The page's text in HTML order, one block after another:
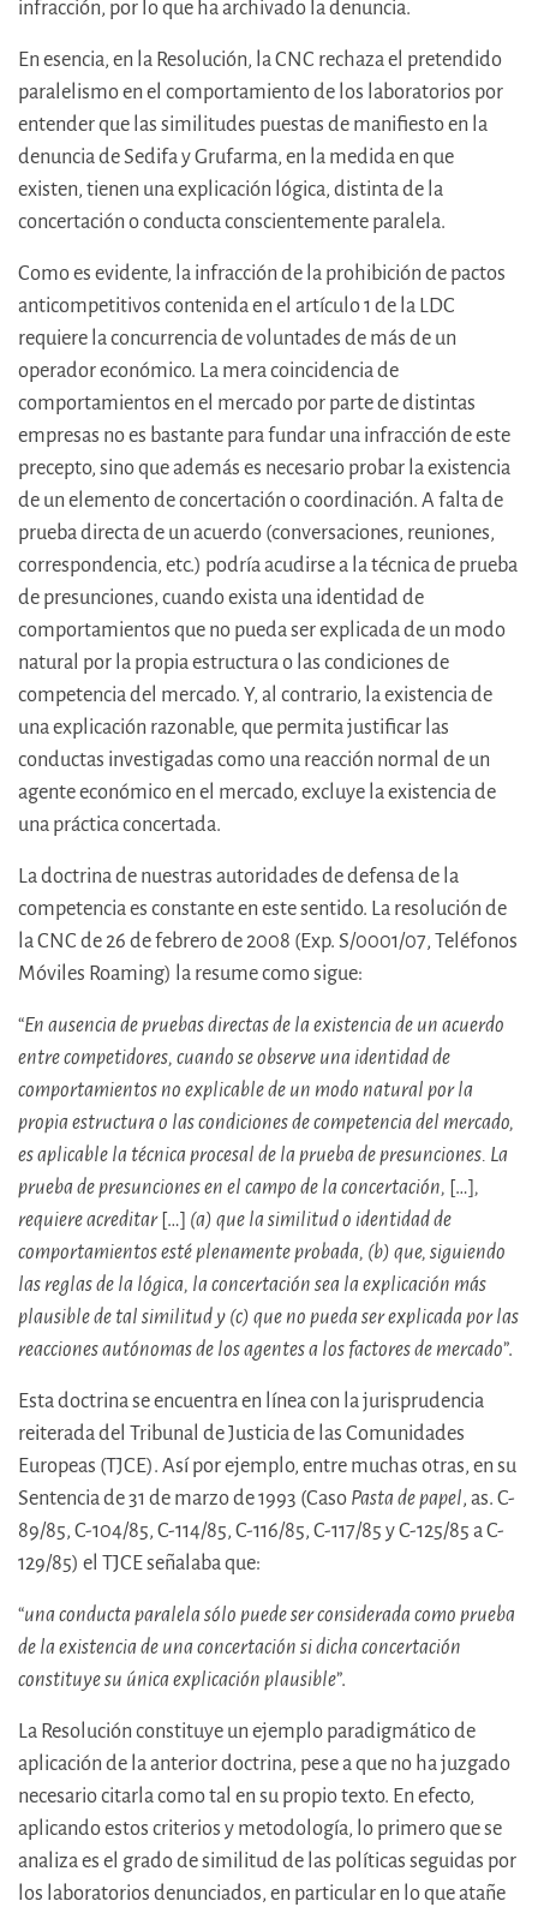
infracción, por lo que ha archivado la denuncia.
En esencia, en la Resolución, la CNC rechaza el pretendido
paralelismo en el comportamiento de los laboratorios por
entender que las similitudes puestas de manifiesto en la
denuncia de Sedifa y Grufarma, en la medida en que
existen, tienen una explicación lógica, distinta de la
concertación o conducta conscientemente paralela.
Como es evidente, la infracción de la prohibición de pactos
anticompetitivos contenida en el artículo 1 de la LDC
requiere la concurrencia de voluntades de más de un
operador económico. La mera coincidencia de
comportamientos en el mercado por parte de distintas
empresas no es bastante para fundar una infracción de este
precepto, sino que además es necesario probar la existencia
de un elemento de concertación o coordinación. A falta de
prueba directa de un acuerdo (conversaciones, reuniones,
correspondencia, etc.) podría acudirse a la técnica de prueba
de presunciones, cuando exista una identidad de
comportamientos que no pueda ser explicada de un modo
natural por la propia estructura o las condiciones de
competencia del mercado. Y, al contrario, la existencia de
una explicación razonable, que permita justificar las
conductas investigadas como una reacción normal de un
agente económico en el mercado, excluye la existencia de
una práctica concertada.
La doctrina de nuestras autoridades de defensa de la
competencia es constante en este sentido. La resolución de
la CNC de 26 de febrero de 2008 (Exp. S/0001/07, Teléfonos
Móviles Roaming) la resume como sigue:
“En ausencia de pruebas directas de la existencia de un acuerdo
entre competidores, cuando se observe una identidad de
comportamientos no explicable de un modo natural por la
propia estructura o las condiciones de competencia del mercado,
es aplicable la técnica procesal de la prueba de presunciones. La
prueba de presunciones en el campo de la concertación, […],
requiere acreditar […] (a) que la similitud o identidad de
comportamientos esté plenamente probada, (b) que, siguiendo
las reglas de la lógica, la concertación sea la explicación más
plausible de tal similitud y (c) que no pueda ser explicada por las
reacciones autónomas de los agentes a los factores de mercado”.
Esta doctrina se encuentra en línea con la jurisprudencia
reiterada del Tribunal de Justicia de las Comunidades
Europeas (TJCE). Así por ejemplo, entre muchas otras, en su
Sentencia de 31 de marzo de 1993 (Caso Pasta de papel, as. C-
89/85, C-104/85, C-114/85, C-116/85, C-117/85 y C-125/85 a C-
129/85) el TJCE señalaba que:
“una conducta paralela sólo puede ser considerada como prueba
de la existencia de una concertación si dicha concertación
constituye su única explicación plausible”.
La Resolución constituye un ejemplo paradigmático de
aplicación de la anterior doctrina, pese a que no ha juzgado
necesario citarla como tal en su propio texto. En efecto,
aplicando estos criterios y metodología, lo primero que se
analiza es el grado de similitud de las políticas seguidas por
los laboratorios denunciados, en particular en lo que atañe